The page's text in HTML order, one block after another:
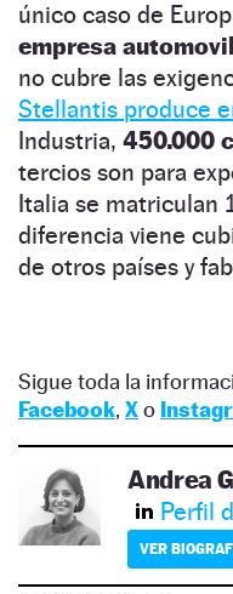
único caso de
empresa
no cubre las
Stellantis produce
Industria, 450.000
tercios son para
Italia se matriculan
diferencia viene
de otros países y
Sigue toda la
Facebook, Xo
Andrea
Perfil
VER